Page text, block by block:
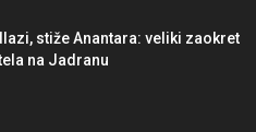
stiže Anantara: veliki zaokret
na Jadranu